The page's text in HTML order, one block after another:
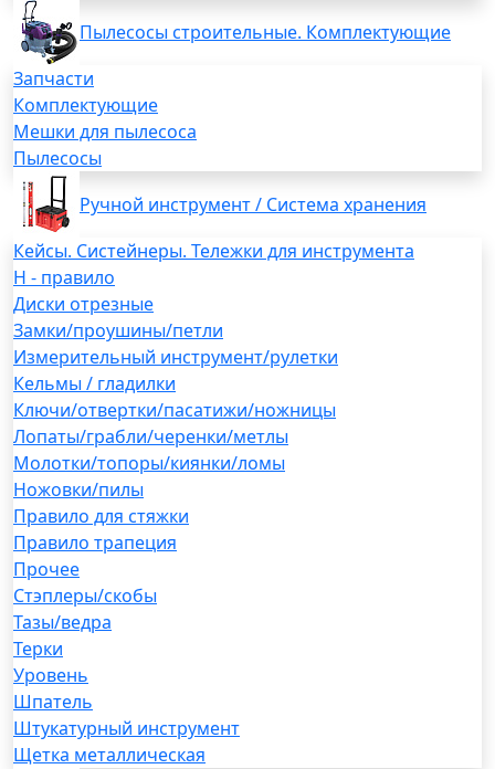
Пылесосы строительные. Комплектующие
Запчасти
Комплектующие
Мешки для пылесоса
Пылесосы
Ручной инструмент / Система хранения
Кейсы. Систейнеры. Тележки для инструмента
H - правило
Диски отрезные
Замки/проушины/петли
Измерительный инструмент/рулетки
Кельмы / гладилки
Ключи/отвертки/пасатижи/ножницы
Лопаты/грабли/черенки/метлы
Молотки/топоры/киянки/ломы
Ножовки/пилы
Правило для стяжки
Правило трапеция
Прочее
Стэплеры/скобы
Тазы/ведра
Терки
Уровень
Шпатель
Штукатурный инструмент
Щетка металлическая